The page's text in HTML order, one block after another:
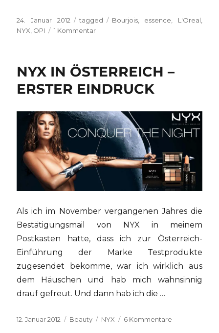
Veröffentlicht
am
24. Januar 2012 Kategorien
tagged Schlagwörter
Bourjois, essence L'Oreal
NYX OPI 1 Kommentarzu
Lack?!
NYX IN ÖSTERREICH –
ERSTER EINDRUCK
Als ich im November vergangenen Jahres die
Bestätigungsmail von NYX in meinem
Postkasten hatte, dass ich zur Österreich-
Einführung der Marke Testprodukte
zugesendet bekomme, war ich wirklich aus
dem Häuschen und hab mich wahnsinnig
drauf gefreut. Und dann hab ich die …
Veröffentlicht
12. Januar 2012 Kategorien
Beauty Schlagwörter
NYX 6 Kommentare